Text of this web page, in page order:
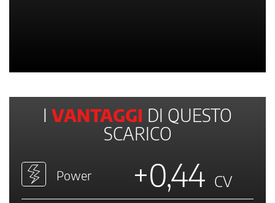
I VANTAGGI DI QUESTO
SCARICO
Power +0,44 CV